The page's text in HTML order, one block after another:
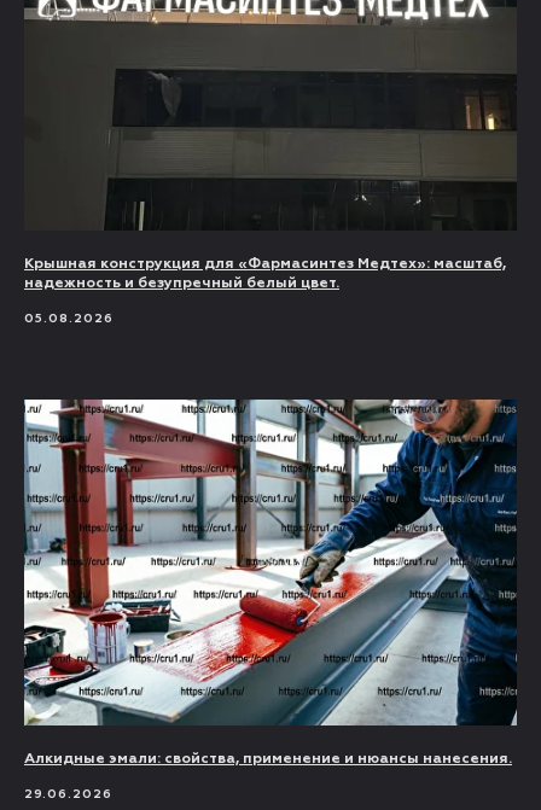
Крышная конструкция для «Фармасинтез Медтех»: масштаб,
надежность и безупречный белый цвет.
05.08.2026
Алкидные эмали: свойства, применение и нюансы нанесения.
29.06.2026